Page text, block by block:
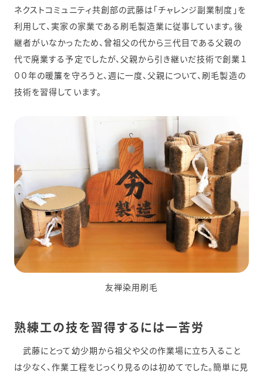
ネクストコミュニティ共創部の武藤は「チャレンジ副業制度」を
利用して、実家の家業である刷毛製造業に従事しています。後
継者がいなかったため、曾祖父の代から三代目である父親の
代で廃業する予定でしたが、父親から引き継いだ技術で創業１
００年の暖簾を守ろうと、週に一度、父親について、刷毛製造の
技術を習得しています。
友禅染用刷毛
熟練工の技を習得するには一苦労
武藤にとって幼少期から祖父や父の作業場に立ち入ること
は少なく、作業工程をじっくり見るのは初めてでした。簡単に見